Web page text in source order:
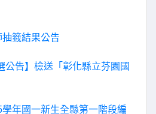
籤結果公告
公告】檢送「彰化縣立芬園國
年國一新生全縣第一階段編